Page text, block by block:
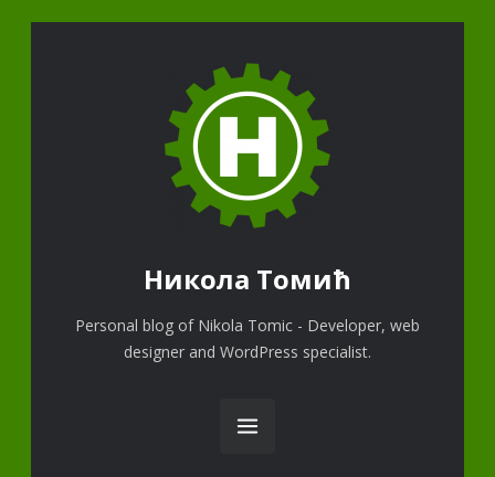
Никола Томић
Personal blog of Nikola Tomic - Developer, web
designer and WordPress specialist.